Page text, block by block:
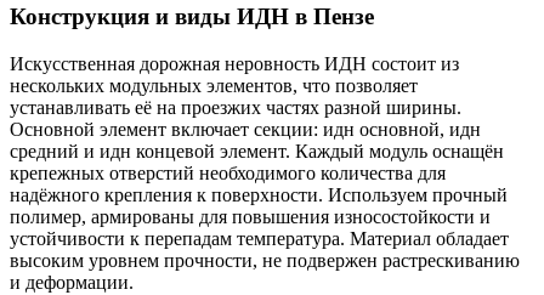
Конструкция и виды ИДН в Пензе
Искусственная дорожная неровность ИДН состоит из
нескольких модульных элементов, что позволяет
устанавливать её на проезжих частях разной ширины.
Основной элемент включает секции: идн основной, идн
средний и идн концевой элемент. Каждый модуль оснащён
крепежных отверстий необходимого количества для
надёжного крепления к поверхности. Используем прочный
полимер, армированы для повышения износостойкости и
устойчивости к перепадам температура. Материал обладает
высоким уровнем прочности, не подвержен растрескиванию
и деформации.